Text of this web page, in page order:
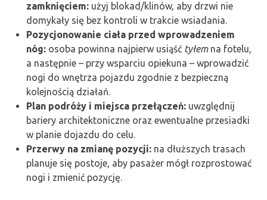
zamknięciem: użyj blokad/klinów, aby drzwi nie
domykały się bez kontroli w trakcie wsiadania.
Pozycjonowanie ciała przed wprowadzeniem
nóg: osoba powinna najpierw usiąść tyłemna fotelu,
a następnie – przy wsparciu opiekuna – wprowadzić
nogi do wnętrza pojazdu zgodnie z bezpieczną
kolejnością działań.
Plan podróży i miejsca przełączeń: uwzględnij
bariery architektoniczne oraz ewentualne przesiadki
w planie dojazdu do celu.
Przerwy na zmianę pozycji: na dłuższych trasach
planuje się postoje, aby pasażer mógł rozprostować
nogi i zmienić pozycję.